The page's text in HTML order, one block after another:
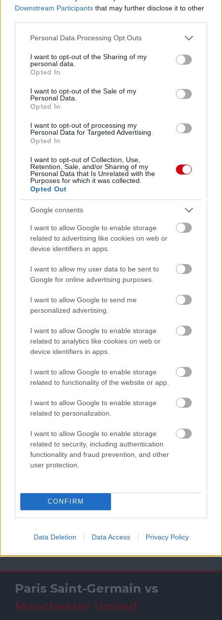
Downstream Participants that may further disclose it to other
Please note that this website/app uses one or more Google
not limited to your visit or usage behaviour. You may click to
grant or deny consent to Google and its third-party tags to
use your data for below specified purposes in below Google
consent section.
Personal Data Processing Opt Outs
I want to opt-out of the Sharing of my
personal data.
Opted In
I want to opt-out of the Sale of my
Personal Data.
Opted In
I want to opt-out of processing my
Personal Data for Targeted Advertising.
Opted In
I want to opt-out of Collection, Use,
Retention, Sale, and/or Sharing of my
Personal Data that Is Unrelated with the
Purposes for which it was collected.
Opted Out
Google consents
I want to allow Google to enable storage
related to advertising like cookies on web or
device identifiers in apps.
I want to allow my user data to be sent to
Google for online advertising purposes.
I want to allow Google to send me
personalized advertising.
I want to allow Google to enable storage
related to analytics like cookies on web or
device identifiers in apps.
I want to allow Google to enable storage
related to functionality of the website or app.
I want to allow Google to enable storage
related to personalization.
I want to allow Google to enable storage
related to security, including authentication
functionality and fraud prevention, and other
user protection.
CONFIRM
Data Deletion Data Access Privacy Policy
Meccs Center
Paris Saint-Germain vs
Manchester United